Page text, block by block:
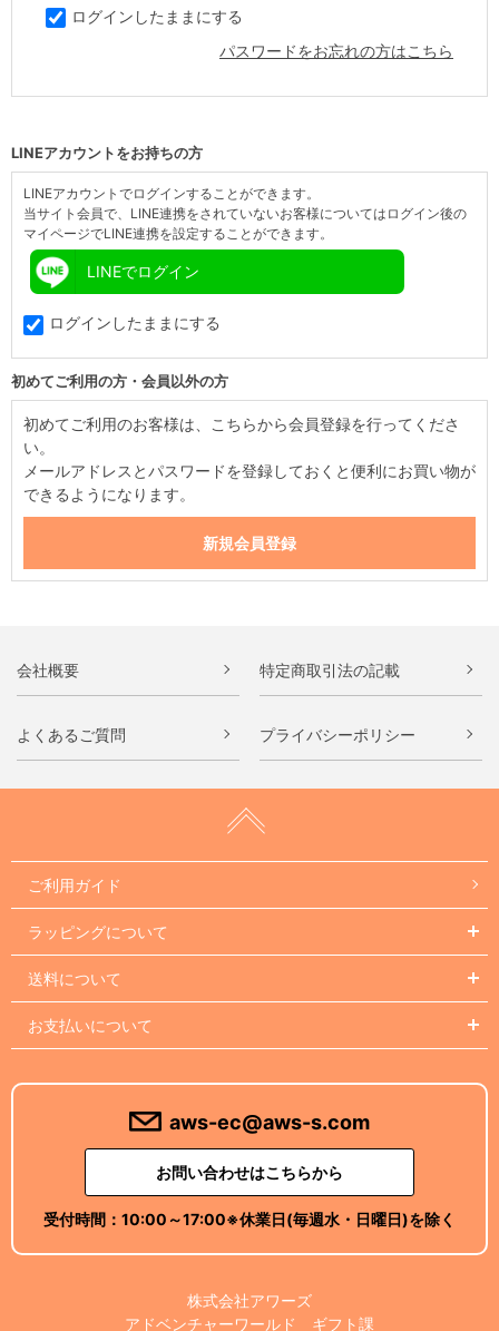
ログインしたままにする
パスワードをお忘れの方はこちら
LINEアカウントをお持ちの方
LINEアカウントでログインすることができます。
当サイト会員で、LINE連携をされていないお客様についてはログイン後の
マイページでLINE連携を設定することができます。
LINEでログイン
ログインしたままにする
初めてご利用の方・会員以外の方
初めてご利用のお客様は、こちらから会員登録を行ってくださ
い。
メールアドレスとパスワードを登録しておくと便利にお買い物が
できるようになります。
会社概要 特定商取引法の記載
よくあるご質問 プライバシーポリシー
ご利用ガイド
ラッピングについて
送料について
お支払いについて
aws-ec@aws-s.com
お問い合わせはこちらから
受付時間： 10:00～17:00※休業日(毎週水・日曜日)を除く
株式会社アワーズ
アドベンチャーワールド ギフト課